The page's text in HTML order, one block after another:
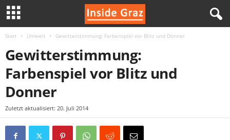
Start Umwelt Gewitterstimmung: Farbenspiel vor Blitz und Donner
Gewitterstimmung:
Farbenspiel vor Blitz und
Donner
Zuletzt aktualisiert: 20. Juli 2014